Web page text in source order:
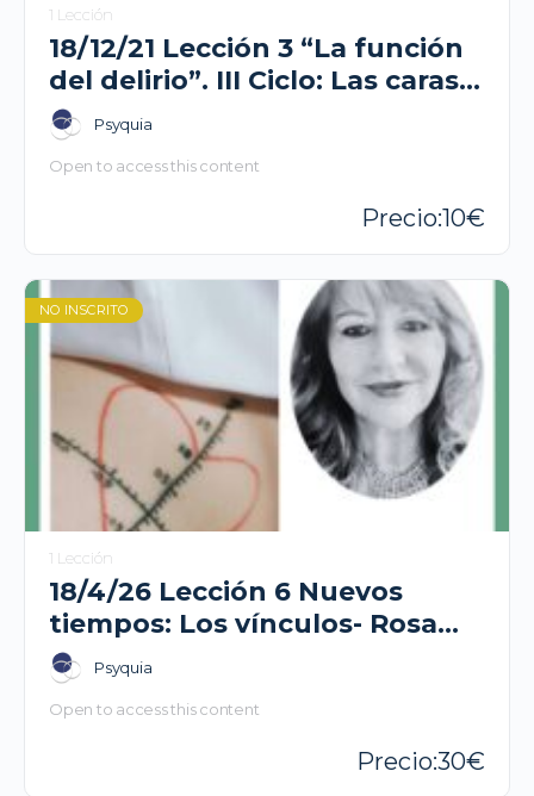
1 Lección
18/12/21 Lección 3 “La función
del delirio”. III Ciclo: Las caras
de la psicosis- Manuel de
Miguel
Psyquia
Open to access this content
10
NO INSCRITO
1 Lección
18/4/26 Lección 6 Nuevos
tiempos: Los vínculos- Rosa
LópezPsyquia
Open to access this content
30